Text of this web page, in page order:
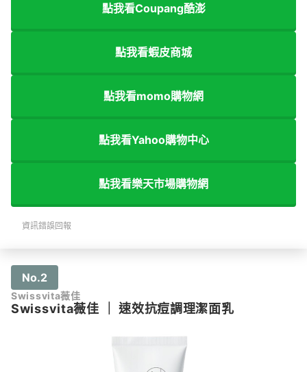
點我看Coupang酷澎
點我看蝦皮商城
點我看momo購物網
點我看Yahoo購物中心
點我看樂天市場購物網
資訊錯誤回報
No.2
Swissvita薇佳
Swissvita薇佳 ｜速效抗痘調理潔面乳